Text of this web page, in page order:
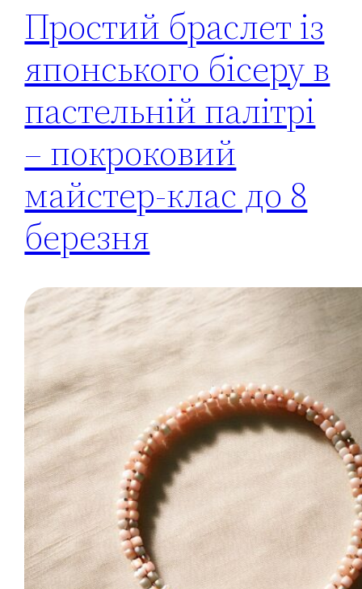
Простий браслет із
японського бісеру в
пастельній палітрі
– покроковий
майстер-клас до 8
березня